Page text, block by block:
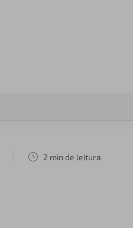
2 min de leitura